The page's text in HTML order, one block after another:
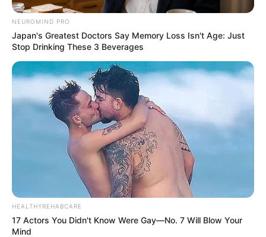
NEUROMIND PRO
Japan's Greatest Doctors Say Memory Loss Isn't Age: Just
Stop Drinking These 3 Beverages
HEALTHYREHABCARE
17 Actors You Didn't Know Were Gay—No. 7 Will Blow Your
Mind